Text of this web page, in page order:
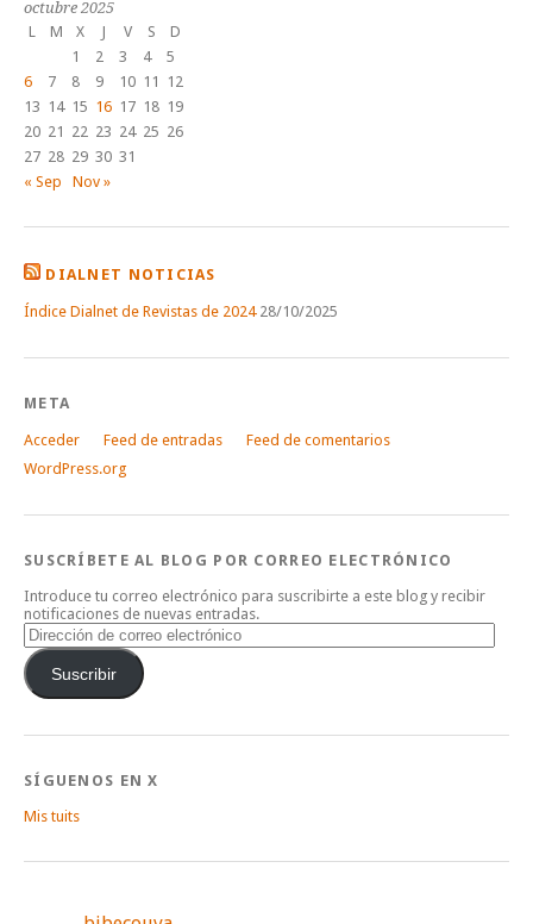
octubre 2025
L
M X J V S
D
1
2 3 4
5
6
7 8 9 10 11
12
13 14 15 16 17 18 19
20 21 22 23 24 25 26
27 28 29 30 31
« Sep
Nov »
DIALNET NOTICIAS
Índice Dialnet de Revistas de 2024 28/10/2025
META
Acceder Feed de entradas
Feed de comentarios
WordPress.org
SUSCRÍBETE AL BLOG POR CORREO ELECTRÓNICO
Introduce tu correo electrónico para suscribirte a este blog y recibir
notificaciones de nuevas entradas.
Dirección
de
correo
electrónico
Suscribir
SÍGUENOS EN X
Mis tuits